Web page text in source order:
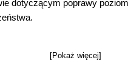
dotyczącym poprawy
[Pokaż więcej]